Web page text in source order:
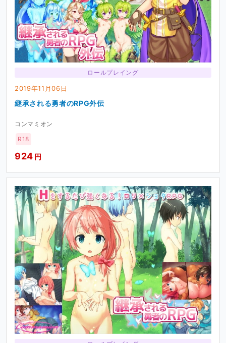
ロールプレイング
2019年11月06日
継承される勇者のRPG外伝
コンマミオン
R18
924 円